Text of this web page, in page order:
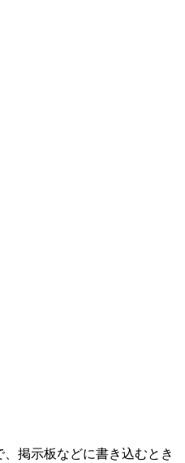
掲示板などに書き込むとき